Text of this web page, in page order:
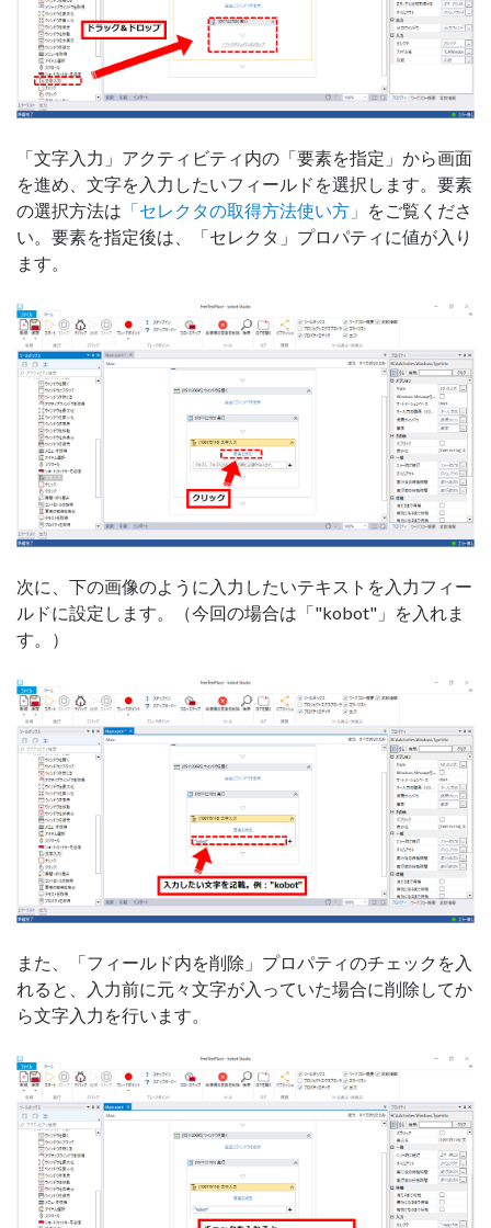
「文字入力」アクティビティ内の「要素を指定」から画面
を進め、文字を入力したいフィールドを選択します。要素
の選択方法は 「セレクタの取得方法使い方」 をご覧くださ
い。要素を指定後は、「セレクタ」プロパティに値が入り
ます。
次に、下の画像のように入力したいテキストを入力フィー
ルドに設定します。（今回の場合は「"kobot"」を入れま
す。）
また、「フィールド内を削除」プロパティのチェックを入
れると、入力前に元々文字が入っていた場合に削除してか
ら文字入力を行います。